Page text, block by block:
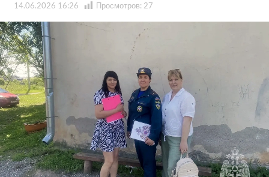
14.06.2026 16:26 Просмотров: 27